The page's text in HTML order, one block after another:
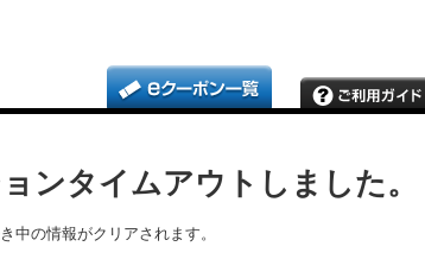
ンタイムアウトしました。
中の情報がクリアされます。